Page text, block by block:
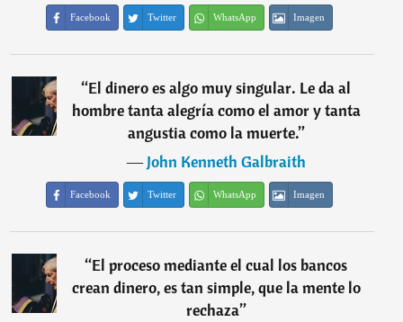
Facebook Twitter WhatsApp Imagen
“El dinero es algo muy singular. Le da al
hombre tanta alegría como el amor y tanta
angustia como la muerte.”
―John Kenneth Galbraith
Facebook Twitter WhatsApp Imagen
“El proceso mediante el cual los bancos
crean dinero, es tan simple, que la mente lo
rechaza”